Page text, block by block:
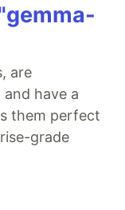
are
have a
them perfect
grade